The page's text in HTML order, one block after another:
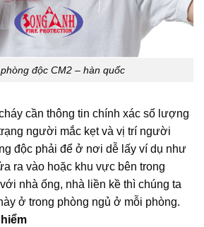
độc CM2 – hàn quốc
cần thông tin chính xác số lượng
người mắc kẹt và vị trí người
độc phải để ở nơi dễ lấy ví dụ như
ra vào hoặc khu vực bên trong
nhà ống, nhà liền kề thì chúng ta
ở trong phòng ngủ ở mỗi phòng.